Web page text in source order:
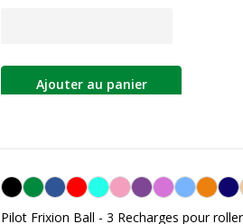
Ajouter au panier
Noir
Pilot Frixion Ball - 3 Recharges pour